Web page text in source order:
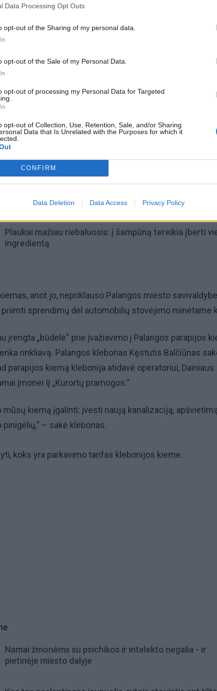
Data Processing Opt Outs
opt-out of the Sharing of my personal data.
opt-out of the Sale of my Personal Data.
opt-out of processing my Personal Data for Targeted
opt-out of Collection, Use, Retention, Sale, and/or Sharing
Data that Is Unrelated with the Purposes for which it
CONFIRM
Data Deletion Data Access Privacy Policy
pabaigą Ukrainoje
Plaukai mažiau riebaluosis: į šampūną tereikia įberti
ingredientą
anot jo, nepriklauso Palangos miesto
priimti sprendimų dėl automobilių stovėjimo minėtame
įrengta „būdelė“ prie įvažiavimo į Palangos parapijos
rinkliavą. Palangos klebonas Kęstutis Balčiūnas
parapijos kiemą klebonija atidavė operatoriui, Dainiaus
įmonei IĮ „Kurortų pramogos.“
mūsų kiemą įgalinti: įvesti naują kanalizaciją,
– sakė klebonas.
koks yra parkavimo tarifas klebonijos kieme.
Namai žmonėms su psichikos ir intelekto negalia - ir
pietinėje miesto dalyje